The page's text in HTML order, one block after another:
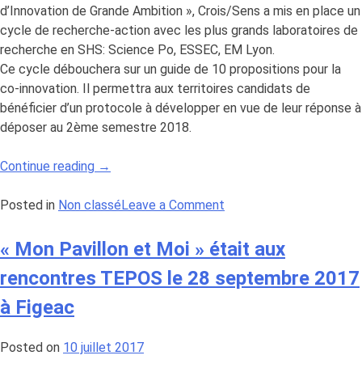
d’Innovation de Grande Ambition », Crois/Sens a mis en place un
cycle de recherche-action avec les plus grands laboratoires de
recherche en SHS: Science Po, ESSEC, EM Lyon.
Ce cycle débouchera sur un guide de 10 propositions pour la
co-innovation. Il permettra aux territoires candidats de
bénéficier d’un protocole à développer en vue de leur réponse à
déposer au 2ème semestre 2018.
Continue reading « le
SÉMINAIRE
COLLECTIF
«
SMARTCITIZENS
l’année
→
Posted in Non classéLeave a Comment
dernier
SÉMINAIRE
du
« Mon Pavillon et Moi » était aux
rencontres TEPOS le 28 septembre 2017
à Figeac
Posted on 10 juillet 2017